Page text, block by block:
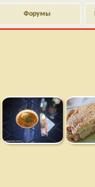
Форумы